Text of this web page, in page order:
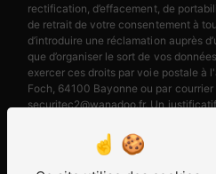
rectification, d’effacement, de
de retrait de votre consentement à
d’introduire une réclamation auprès
que d’organiser le sort de vos
exercer ces droits par voie postale à
Foch, 64100 Bayonne ou par
securitec2@wanadoo.fr. Un
demandé. Nous conservons vos
de contact puis pendant la durée de
probatoires et de gestion des
inscrire sur la liste d'opposition au